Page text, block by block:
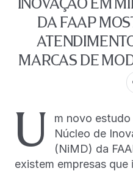
DA FAAP
MARCAS DE
U
m novo
Núcleo de
(NiMD) da
existem empresas